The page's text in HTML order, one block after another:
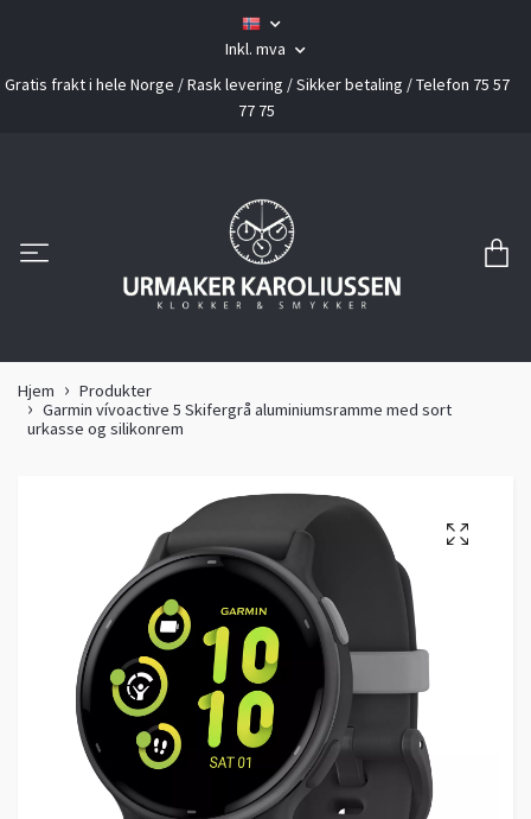
Inkl. mva
Gratis frakt i hele Norge / Rask levering / Sikker betaling / Telefon 75 57
77 75
Hjem
Produkter
Garmin vívoactive 5 Skifergrå aluminiumsramme med sort
urkasse og silikonrem